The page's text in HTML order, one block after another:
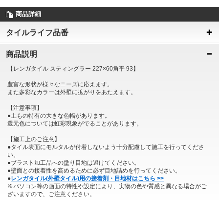
商品詳細
タイルライフ品番
商品説明
【レンガタイル スティングラー 227×60角平 93】
豊富な形状が様々なニーズに応えます。
また多彩なカラーは外壁に拡がりをあたえます。
【注意事項】
●土もの特有の大きな色幅があります。
還元色については虹彩現象がでることがあります。
【施工上のご注意】
●タイル表面にモルタルが付着しないよう十分配慮して施工を行ってくださ
い。
●ブラスト加工品への塗り目地は避けてください。
●壁面との接着性を高めるために必ず目地詰めを行ってください。
●レンガタイル(外壁タイル)用の接着剤・目地材はこちら >>
※パソコン等の画面の特性や設定により、実物の色や質感と異なる場合がご
ざいますので、ご注意ください。